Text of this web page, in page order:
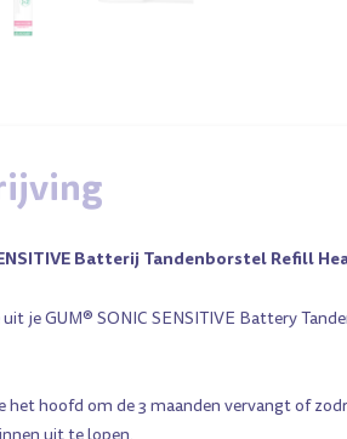
Batterij Tandenborstel Refill
je GUM® SONIC SENSITIVE Battery
het hoofd om de 3 maanden vervangt of